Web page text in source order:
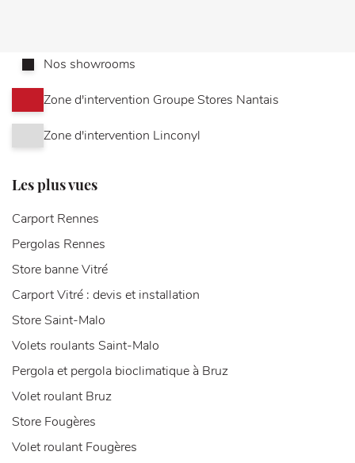
Nos showrooms
Zone d'intervention Groupe Stores Nantais
Zone d'intervention Linconyl
Les plus vues
Carport Rennes
Pergolas Rennes
Store banne Vitré
Carport Vitré : devis et installation
Store Saint-Malo
Volets roulants Saint-Malo
Pergola et pergola bioclimatique à Bruz
Volet roulant Bruz
Store Fougères
Volet roulant Fougères